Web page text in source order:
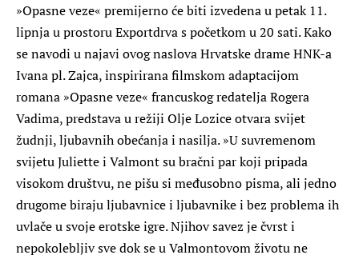
»Opasne veze« premijerno će biti izvedena u petak 11.
lipnja u prostoru Exportdrva s početkom u 20 sati. Kako
se navodi u najavi ovog naslova Hrvatske drame HNK-a
Ivana pl. Zajca, inspirirana filmskom adaptacijom
romana »Opasne veze« francuskog redatelja Rogera
Vadima, predstava u režiji Olje Lozice otvara svijet
žudnji, ljubavnih obećanja i nasilja. »U suvremenom
svijetu Juliette i Valmont su bračni par koji pripada
visokom društvu, ne pišu si međusobno pisma, ali jedno
drugome biraju ljubavnice i ljubavnike i bez problema ih
uvlače u svoje erotske igre. Njihov savez je čvrst i
nepokolebljiv sve dok se u Valmontovom životu ne